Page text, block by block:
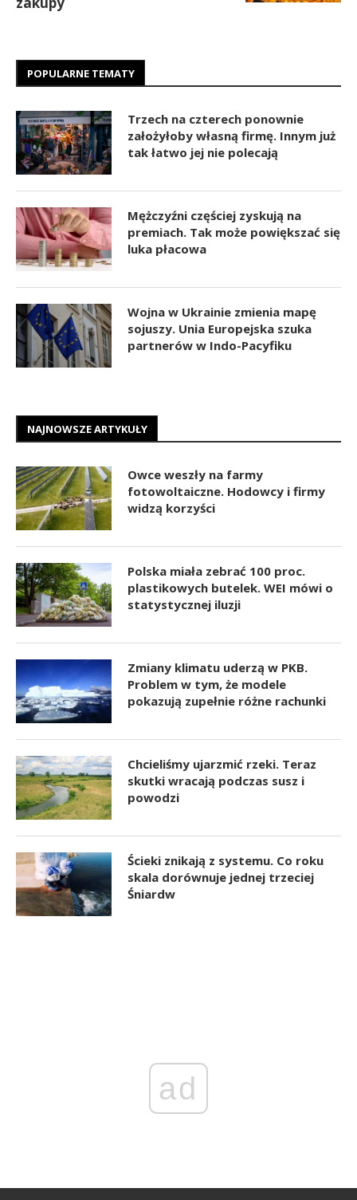
POPULARNE TEMATY
Trzech na czterech ponownie
założyłoby własną firmę. Innym już
tak łatwo jej nie polecają
Mężczyźni częściej zyskują na
premiach. Tak może powiększać się
luka płacowa
Wojna w Ukrainie zmienia mapę
sojuszy. Unia Europejska szuka
partnerów w Indo-Pacyfiku
NAJNOWSZE ARTYKUŁY
Owce weszły na farmy
fotowoltaiczne. Hodowcy i firmy
widzą korzyści
Polska miała zebrać 100 proc.
plastikowych butelek. WEI mówi o
statystycznej iluzji
Zmiany klimatu uderzą w PKB.
Problem w tym, że modele
pokazują zupełnie różne rachunki
Chcieliśmy ujarzmić rzeki. Teraz
skutki wracają podczas susz i
powodzi
Ścieki znikają z systemu. Co roku
skala dorównuje jednej trzeciej
Śniardw
ad